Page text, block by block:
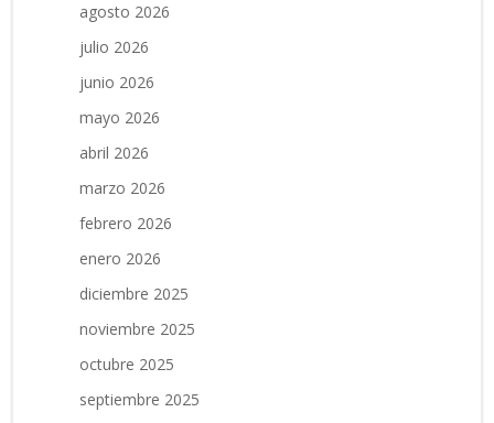
agosto 2026
julio 2026
junio 2026
mayo 2026
abril 2026
marzo 2026
febrero 2026
enero 2026
diciembre 2025
noviembre 2025
octubre 2025
septiembre 2025